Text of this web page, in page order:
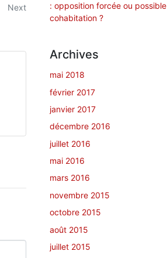
Next
: opposition forcée ou possible
cohabitation ?
Archives
mai 2018
février 2017
janvier 2017
décembre 2016
juillet 2016
mai 2016
mars 2016
novembre 2015
octobre 2015
août 2015
juillet 2015